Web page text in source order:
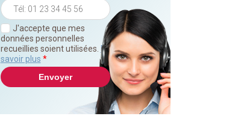
J'accepte que mes
données personnelles
recueillies soient utilisées. En
savoir plus *